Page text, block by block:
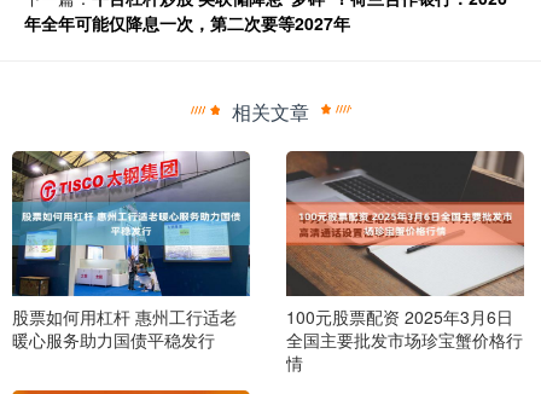
年全年可能仅降息一次，第二次要等2027年
相关文章
股票如何用杠杆 惠州工行适老
暖心服务助力国债平稳发行
100元股票配资 2025年3月6日
全国主要批发市场珍宝蟹价格行
情